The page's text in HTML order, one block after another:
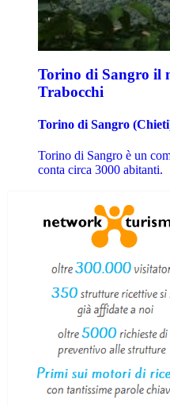
Torino di Sangro il
Trabocchi
Torino di Sangro
Torino di Sangro è un
conta circa 3000 abitanti.